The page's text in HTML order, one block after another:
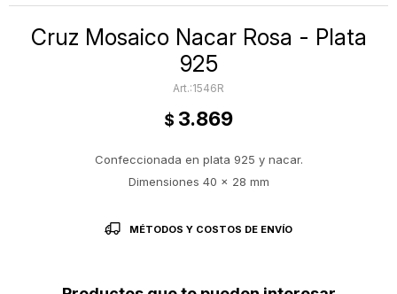
Cruz Mosaico Nacar Rosa - Plata
925
1546R
$ 3.869
Confeccionada en plata 925 y nacar.
Dimensiones 40 x 28 mm
MÉTODOS Y COSTOS DE ENVÍO